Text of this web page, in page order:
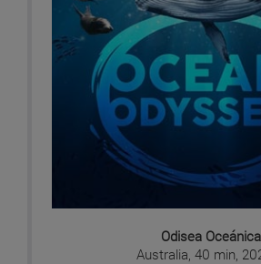
Odisea Oceánica
Australia, 40 min,